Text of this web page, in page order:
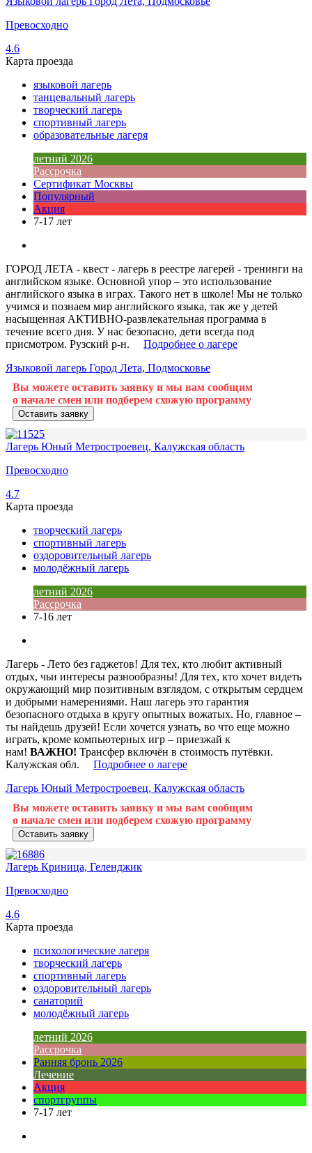
Превосходно
4.6
Карта проезда
языковой лагерь
танцевальный лагерь
творческий лагерь
спортивный лагерь
образовательные лагеря
летний 2026
Рассрочка
Сертификат Москвы
Популярный
Акция
7-17 лет
ГОРОД ЛЕТА - квест - лагерь в реестре лагерей - тренинги на
английском языке. Основной упор – это использование
английского языка в играх. Такого нет в школе! Мы не только
учимся и познаем мир английского языка, так же у детей
насыщенная АКТИВНО-развлекательная программа в
течение всего дня. У нас безопасно, дети всегда под
присмотром. Рузский р-н. Подробнее о лагере
Языковой лагерь Город Лета, Подмосковье
Вы можете оставить заявку и мы вам сообщим
о начале смен или подберем схожую программу
Оставить заявку
Лагерь Юный Метростроевец, Калужская область
Превосходно
4.7
Карта проезда
творческий лагерь
спортивный лагерь
оздоровительный лагерь
молодёжный лагерь
летний 2026
Рассрочка
7-16 лет
Лагерь - Лето без гаджетов! Для тех, кто любит активный
отдых, чьи интересы разнообразны! Для тех, кто хочет видеть
окружающий мир позитивным взглядом, с открытым сердцем
и добрыми намерениями. Наш лагерь это гарантия
безопасного отдыха в кругу опытных вожатых. Но, главное –
ты найдешь друзей! Если хочется узнать, во что еще можно
играть, кроме компьютерных игр – приезжай к
нам! ВАЖНО! Трансфер включён в стоимость путёвки.
Калужская обл. Подробнее о лагере
Лагерь Юный Метростроевец, Калужская область
Вы можете оставить заявку и мы вам сообщим
о начале смен или подберем схожую программу
Оставить заявку
Лагерь Криница, Геленджик
Превосходно
4.6
Карта проезда
психологические лагеря
творческий лагерь
спортивный лагерь
оздоровительный лагерь
санаторий
молодёжный лагерь
летний 2026
Рассрочка
Ранняя бронь 2026
Лечение
Акция
спортгруппы
7-17 лет